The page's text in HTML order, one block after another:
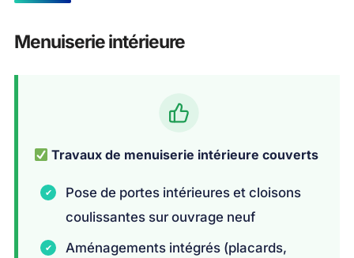
Menuiserie intérieure
Travaux de menuiserie intérieure couverts
Pose de portes intérieures et cloisons
coulissantes sur ouvrage neuf
Aménagements intégrés (placards,